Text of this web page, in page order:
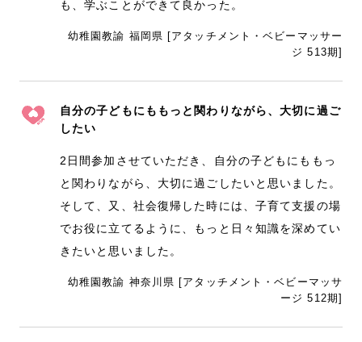
も、学ぶことができて良かった。
幼稚園教諭 福岡県 [アタッチメント・ベビーマッサー
ジ 513期]
自分の子どもにももっと関わりながら、大切に過ご
したい
2日間参加させていただき、自分の子どもにももっ
と関わりながら、大切に過ごしたいと思いました。
そして、又、社会復帰した時には、子育て支援の場
でお役に立てるように、もっと日々知識を深めてい
きたいと思いました。
幼稚園教諭 神奈川県 [アタッチメント・ベビーマッサ
ージ 512期]